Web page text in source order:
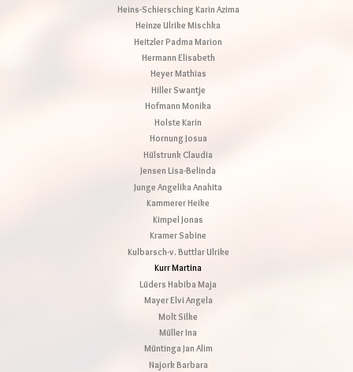
Heins-Schiersching Karin Azima
Heinze Ulrike Mischka
Heitzler Padma Marion
Hermann Elisabeth
Heyer Mathias
Hiller Swantje
Hofmann Monika
Holste Karin
Hornung Josua
Hülstrunk Claudia
Jensen Lisa-Belinda
Junge Angelika Anahita
Kammerer Heike
Kimpel Jonas
Kramer Sabine
Kulbarsch-v. Buttlar Ulrike
Kurr Martina
Lüders Habiba Maja
Mayer Elvi Angela
Molt Silke
Müller Ina
Müntinga Jan Alim
Najork Barbara